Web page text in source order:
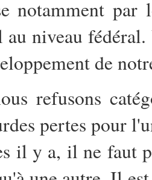
notamment
niveau
de
refusons
pertes pour
il y a, il ne faut